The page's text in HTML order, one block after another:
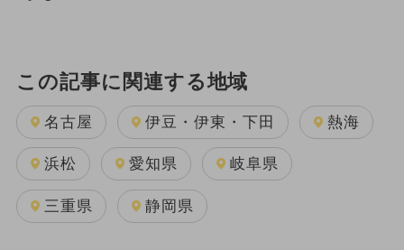
この記事に関連する地域
名古屋 伊豆・伊東・下田 熱海
浜松 愛知県 岐阜県
三重県 静岡県